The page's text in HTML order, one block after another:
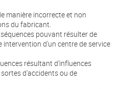
manière incorrecte et non
du fabricant.
pouvant résulter de
d'un centre de service
résultant d'influences
d'accidents ou de